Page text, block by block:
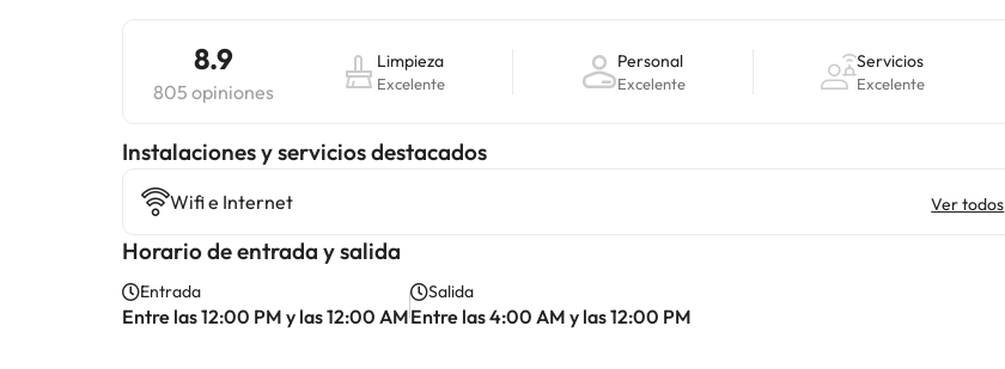
8.9
805 opiniones
Limpieza
Excelente
Personal
Excelente
Servicios
Excelente
Instalaciones y servicios destacados
Wifi e Internet Ver todos
Horario de entrada y salida
Entrada
Entre las 12:00 PM y las 12:00 AM
Salida
Entre las 4:00 AM y las 12:00 PM